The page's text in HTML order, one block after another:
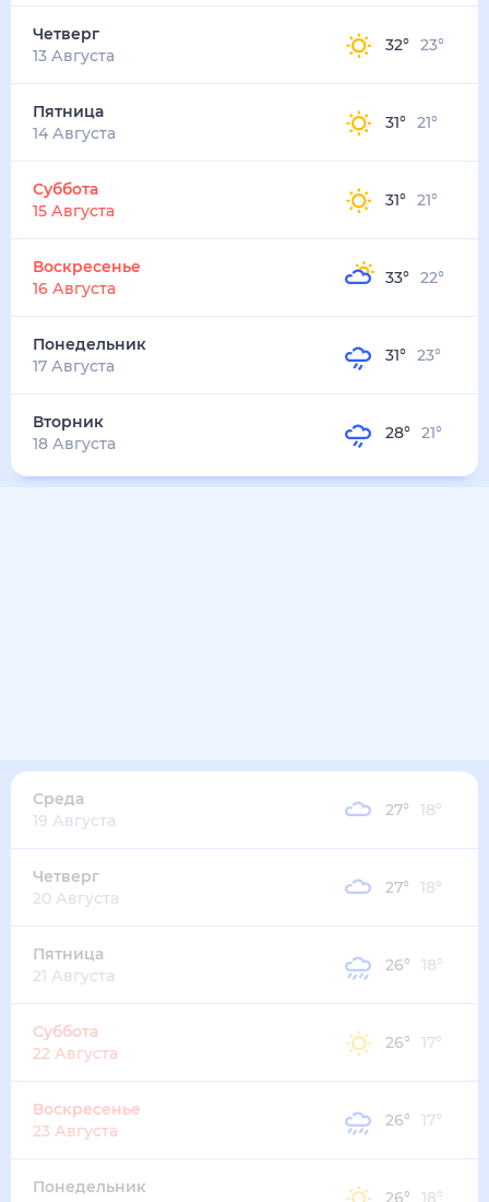
Четверг
13 Августа
32° 23°
Пятница
14 Августа
31° 21°
Суббота
15 Августа
31° 21°
Воскресенье
16 Августа
33° 22°
Понедельник
17 Августа
31° 23°
Вторник
18 Августа
28° 21°
Среда
19 Августа
27° 18°
Четверг
20 Августа
27° 18°
Пятница
21 Августа
26° 18°
Суббота
22 Августа
26° 17°
Воскресенье
23 Августа
26° 17°
Понедельник
26° 18°